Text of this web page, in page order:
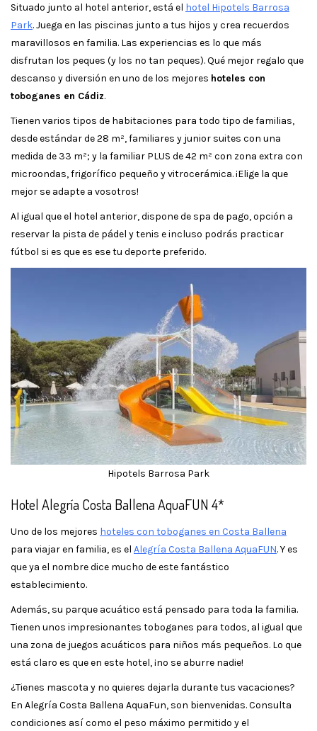
Situado junto al hotel anterior, está el hotel Hipotels Barrosa
Park. Juega en las piscinas junto a tus hijos y crea recuerdos
maravillosos en familia. Las experiencias es lo que más
disfrutan los peques (y los no tan peques). Qué mejor regalo que
descanso y diversión en uno de los mejores hoteles con
toboganes en Cádiz.
Tienen varios tipos de habitaciones para todo tipo de familias,
desde estándar de 28 m², familiares y junior suites con una
medida de 33 m²; y la familiar PLUS de 42 m² con zona extra con
microondas, frigorífico pequeño y vitrocerámica. ¡Elige la que
mejor se adapte a vosotros!
Al igual que el hotel anterior, dispone de spa de pago, opción a
reservar la pista de pádel y tenis e incluso podrás practicar
fútbol si es que es ese tu deporte preferido.
Hipotels Barrosa Park
Hotel Alegría Costa Ballena AquaFUN 4*
Uno de los mejores hoteles con toboganes en Costa Ballena
para viajar en familia, es el Alegría Costa Ballena AquaFUN. Y es
que ya el nombre dice mucho de este fantástico
establecimiento.
Además, su parque acuático está pensado para toda la familia.
Tienen unos impresionantes toboganes para todos, al igual que
una zona de juegos acuáticos para niños más pequeños. Lo que
está claro es que en este hotel, ¡no se aburre nadie!
¿Tienes mascota y no quieres dejarla durante tus vacaciones?
En Alegría Costa Ballena AquaFun, son bienvenidas. Consulta
condiciones así como el peso máximo permitido y el